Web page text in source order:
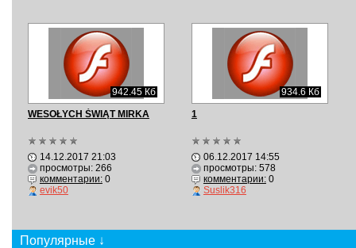
942.45 Кб
WESOŁYCH ŚWIĄT MIRKA
14.12.2017 21:03
просмотры: 266
комментарии:0
evik50
934.6 Кб
1
06.12.2017 14:55
просмотры: 578
комментарии:0
Suslik316
Популярные ↓